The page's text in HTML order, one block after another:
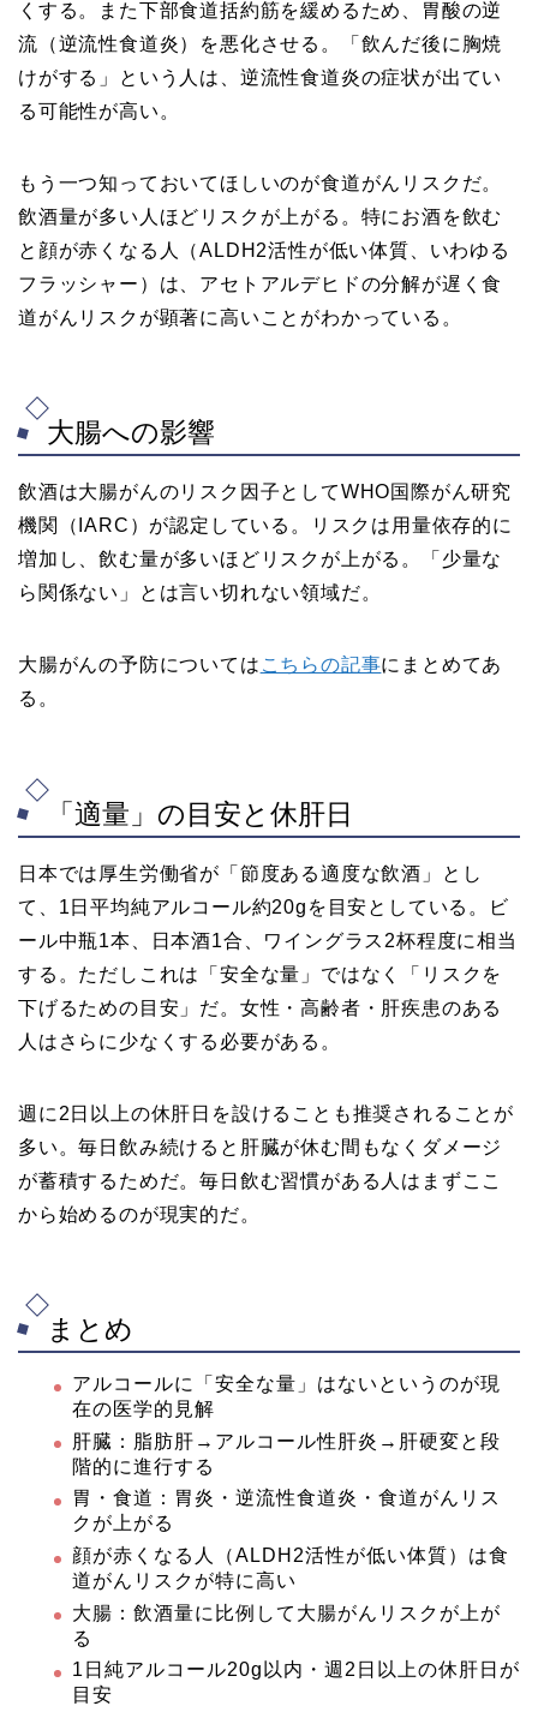
くする。また下部食道括約筋を緩めるため、胃酸の逆
流（逆流性食道炎）を悪化させる。「飲んだ後に胸焼
けがする」という人は、逆流性食道炎の症状が出てい
る可能性が高い。
もう一つ知っておいてほしいのが食道がんリスクだ。
飲酒量が多い人ほどリスクが上がる。特にお酒を飲む
と顔が赤くなる人（ALDH2活性が低い体質、いわゆる
フラッシャー）は、アセトアルデヒドの分解が遅く食
道がんリスクが顕著に高いことがわかっている。
大腸への影響
飲酒は大腸がんのリスク因子としてWHO国際がん研究
機関（IARC）が認定している。リスクは用量依存的に
増加し、飲む量が多いほどリスクが上がる。「少量な
ら関係ない」とは言い切れない領域だ。
大腸がんの予防については こちらの記事にまとめてあ
る。
「適量」の目安と休肝日
日本では厚生労働省が「節度ある適度な飲酒」とし
て、1日平均純アルコール約20gを目安としている。ビ
ール中瓶1本、日本酒1合、ワイングラス2杯程度に相当
する。ただしこれは「安全な量」ではなく「リスクを
下げるための目安」だ。女性・高齢者・肝疾患のある
人はさらに少なくする必要がある。
週に2日以上の休肝日を設けることも推奨されることが
多い。毎日飲み続けると肝臓が休む間もなくダメージ
が蓄積するためだ。毎日飲む習慣がある人はまずここ
から始めるのが現実的だ。
まとめ
アルコールに「安全な量」はないというのが現
在の医学的見解
肝臓：脂肪肝→アルコール性肝炎→肝硬変と段
階的に進行する
胃・食道：胃炎・逆流性食道炎・食道がんリス
クが上がる
顔が赤くなる人（ALDH2活性が低い体質）は食
道がんリスクが特に高い
大腸：飲酒量に比例して大腸がんリスクが上が
る
1日純アルコール20g以内・週2日以上の休肝日が
目安